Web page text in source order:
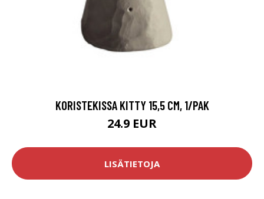
KORISTEKISSA KITTY 15,5 CM, 1/PAK
24.9 EUR
LISÄTIETOJA